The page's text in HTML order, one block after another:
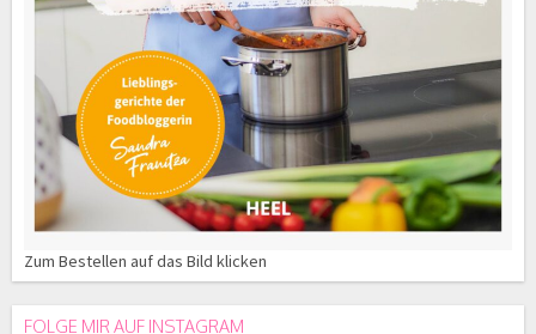
Zum Bestellen auf das Bild klicken
FOLGE MIR AUF INSTAGRAM